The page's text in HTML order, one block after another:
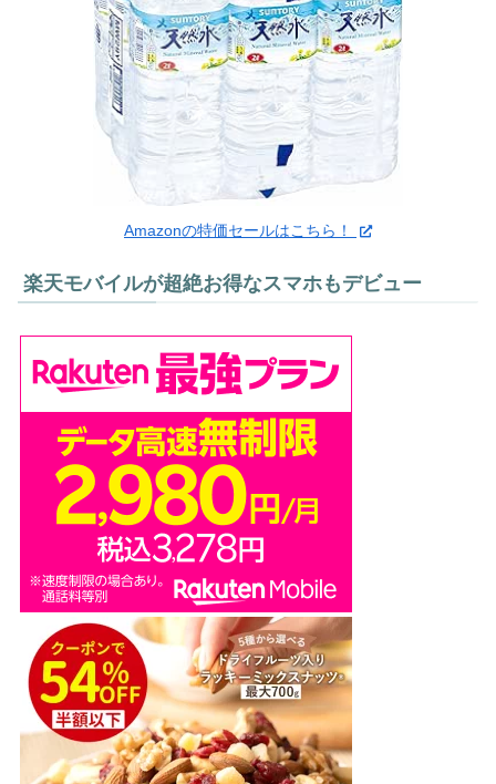
Amazonの特価セールはこちら！
楽天モバイルが超絶お得なスマホもデビュー